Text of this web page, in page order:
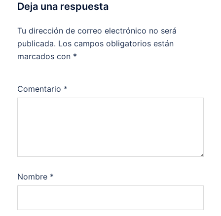
Deja una respuesta
Tu dirección de correo electrónico no será
publicada. Los campos obligatorios están
marcados con *
Comentario *
Nombre *